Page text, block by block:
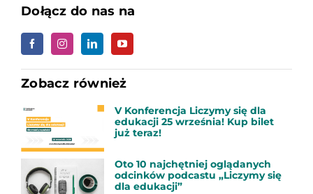
Dołącz do nas na
Zobacz również
V Konferencja Liczymy się dla
edukacji 25 września! Kup bilet
już teraz!
Oto 10 najchętniej oglądanych
odcinków podcastu „Liczymy się
dla edukacji”